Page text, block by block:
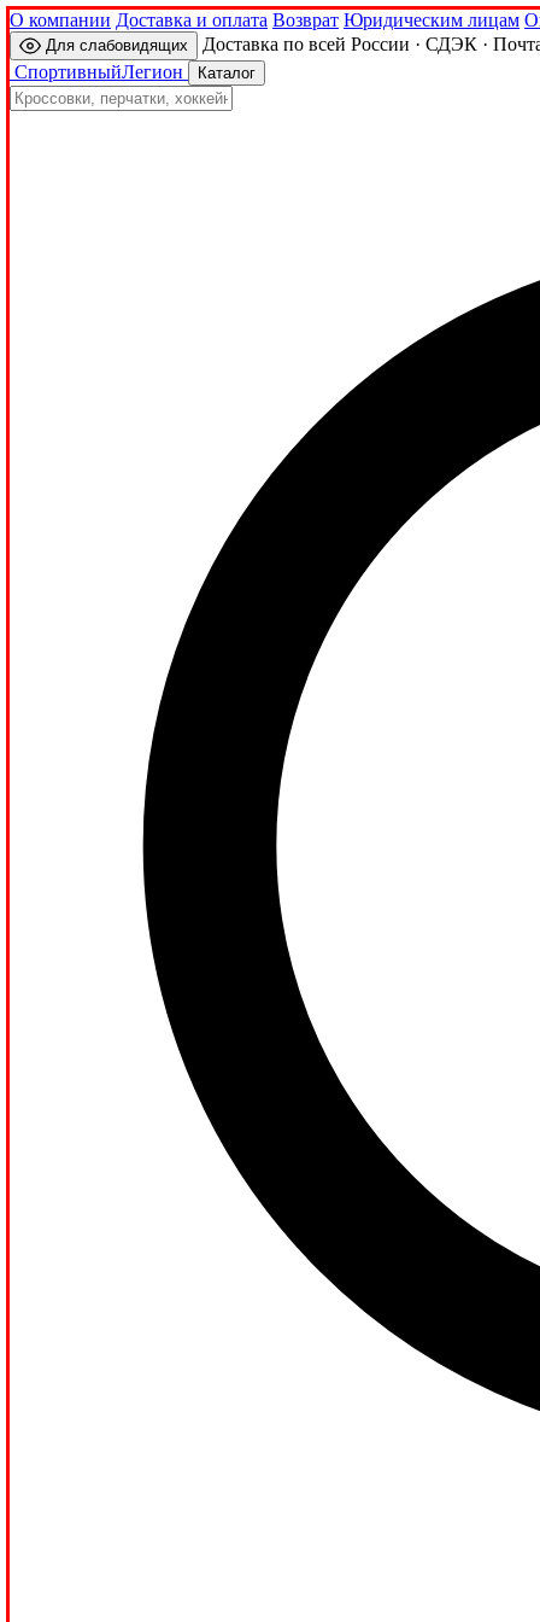
О компании Доставка и оплата Возврат Юридическим лицам
Для слабовидящих
Доставка по всей России · СДЭК ·
СпортивныйЛегион Каталог